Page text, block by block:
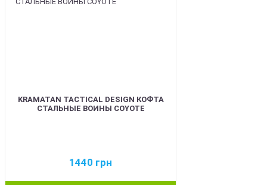
KRAMATAN TACTICAL DESIGN КОФТА
СТАЛЬНЫЕ ВОИНЫ COYOTE
1440 грн